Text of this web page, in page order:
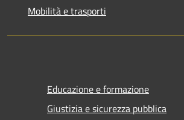
Mobilità e trasporti
Educazione e formazione
Giustizia e sicurezza pubblica